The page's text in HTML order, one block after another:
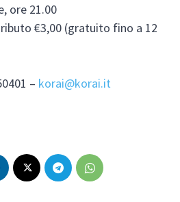
ore 21.00
€3,00 (gratuito fino a 12
– korai@korai.it